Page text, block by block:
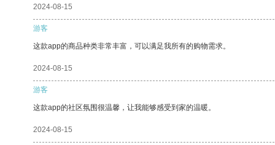
2024-08-15
游客
这款app的商品种类非常丰富，可以满足我所有的购物需求。
2024-08-15
游客
这款app的社区氛围很温馨，让我能够感受到家的温暖。
2024-08-15